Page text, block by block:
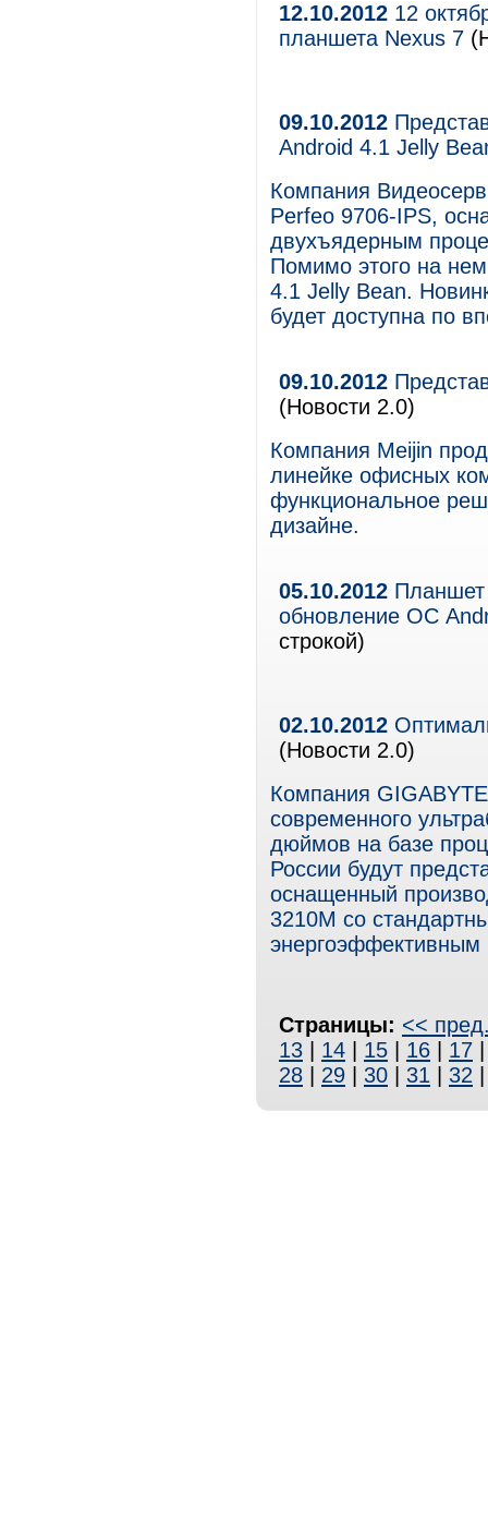
12.10.2012 12
планшета Nexus 7
09.10.2012
Android 4.1 Jelly
Компания
Perfeo 9706-IPS,
двухъядерным
Помимо этого на
4.1 Jelly Bean.
будет доступна по
09.10.2012
(Новости 2.0)
Компания Meijin
линейке офисных
функциональное
дизайне.
05.10.2012 Планшет
обновление ОС
строкой)
02.10.2012
(Новости 2.0)
Компания
современного
дюймов на базе
России будут
оснащенный
3210M со
энергоэффективным
Страницы: <<
13
14 15 16 17
28
29 30 31 32